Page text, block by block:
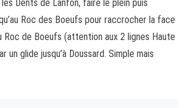
Dents de Lanfon, faire le plein puis
Roc des Boeufs pour raccrocher la face
Roc de Boeufs (attention aux 2 lignes Haute
un glide jusqu’à Doussard. Simple mais